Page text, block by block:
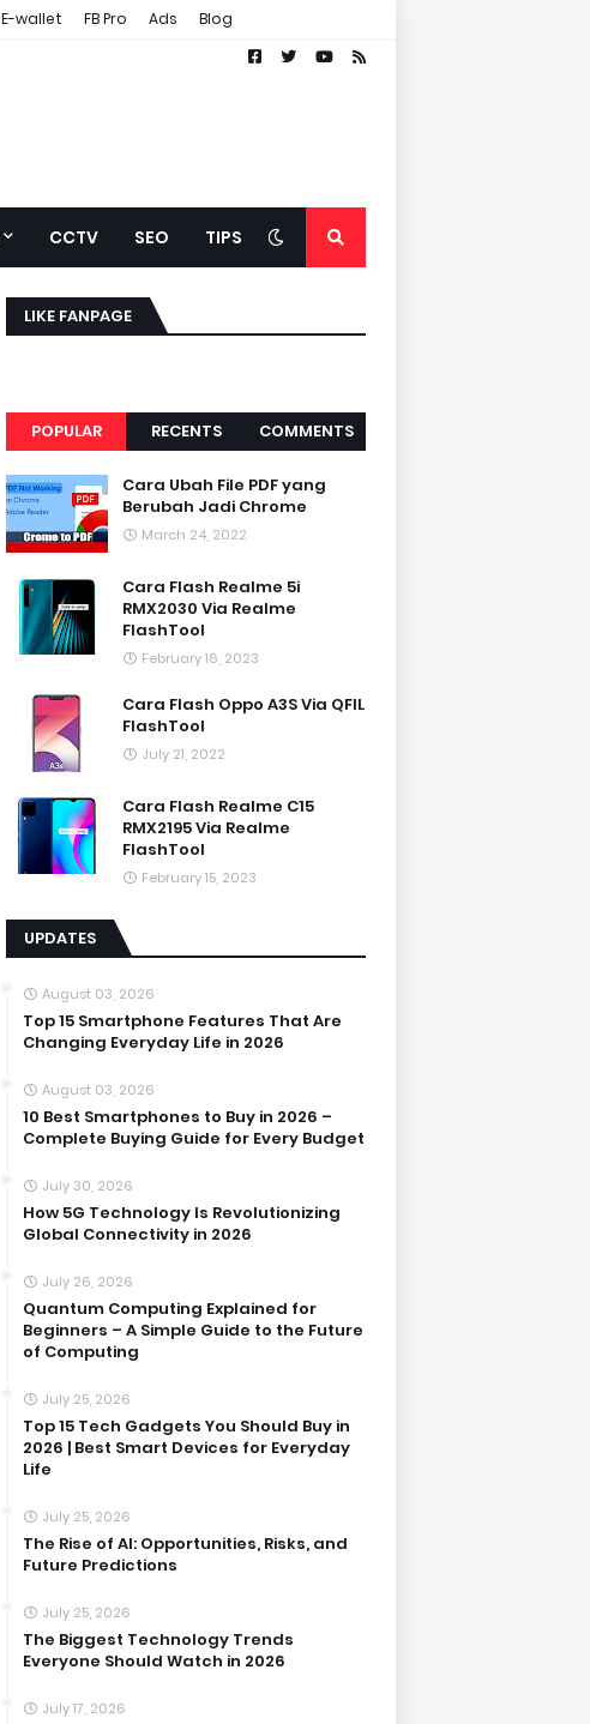
E-wallet FB Pro Ads Blog
CCTV SEO TIPS
LIKE FANPAGE
POPULAR RECENTS COMMENTS
Cara Ubah File PDF yang
Berubah Jadi Chrome
March 24, 2022
Cara Flash Realme 5i
RMX2030 Via Realme
FlashTool
February 16, 2023
Cara Flash Oppo A3S Via QFIL
FlashTool
July 21, 2022
Cara Flash Realme C15
RMX2195 Via Realme
FlashTool
February 15, 2023
UPDATES
August 03, 2026
Top 15 Smartphone Features That Are
Changing Everyday Life in 2026
August 03, 2026
10 Best Smartphones to Buy in 2026 –
Complete Buying Guide for Every Budget
July 30, 2026
How 5G Technology Is Revolutionizing
Global Connectivity in 2026
July 26, 2026
Quantum Computing Explained for
Beginners – A Simple Guide to the Future
of Computing
July 25, 2026
Top 15 Tech Gadgets You Should Buy in
2026 | Best Smart Devices for Everyday
Life
July 25, 2026
The Rise of AI: Opportunities, Risks, and
Future Predictions
July 25, 2026
The Biggest Technology Trends
Everyone Should Watch in 2026
July 17, 2026